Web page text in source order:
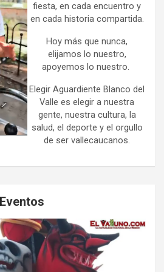
fiesta, en cada encuentro y
en cada historia compartida.
Hoy más que nunca,
elijamos lo nuestro,
apoyemos lo nuestro.
Elegir Aguardiente Blanco del
Valle es elegir a nuestra
gente, nuestra cultura, la
salud, el deporte y el orgullo
de ser vallecaucanos.